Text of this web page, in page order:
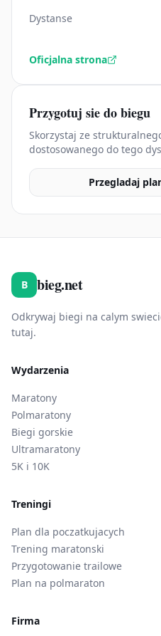
Dystanse
Oficjalna strona
Przygotuj sie do biegu
Skorzystaj ze
dostosowanego do tego
Przegladaj
B bieg.net
Odkrywaj biegi na calym
tutaj.
Wydarzenia
Maratony
Polmaratony
Biegi gorskie
Ultramaratony
5K i 10K
Treningi
Plan dla poczatkujacych
Trening maratonski
Przygotowanie trailowe
Plan na polmaraton
Firma